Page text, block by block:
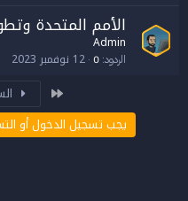
الأمم المتحدة
Admin
الردود 0 12 نوفمبر 2023
يجب تسجيل الدخول أو